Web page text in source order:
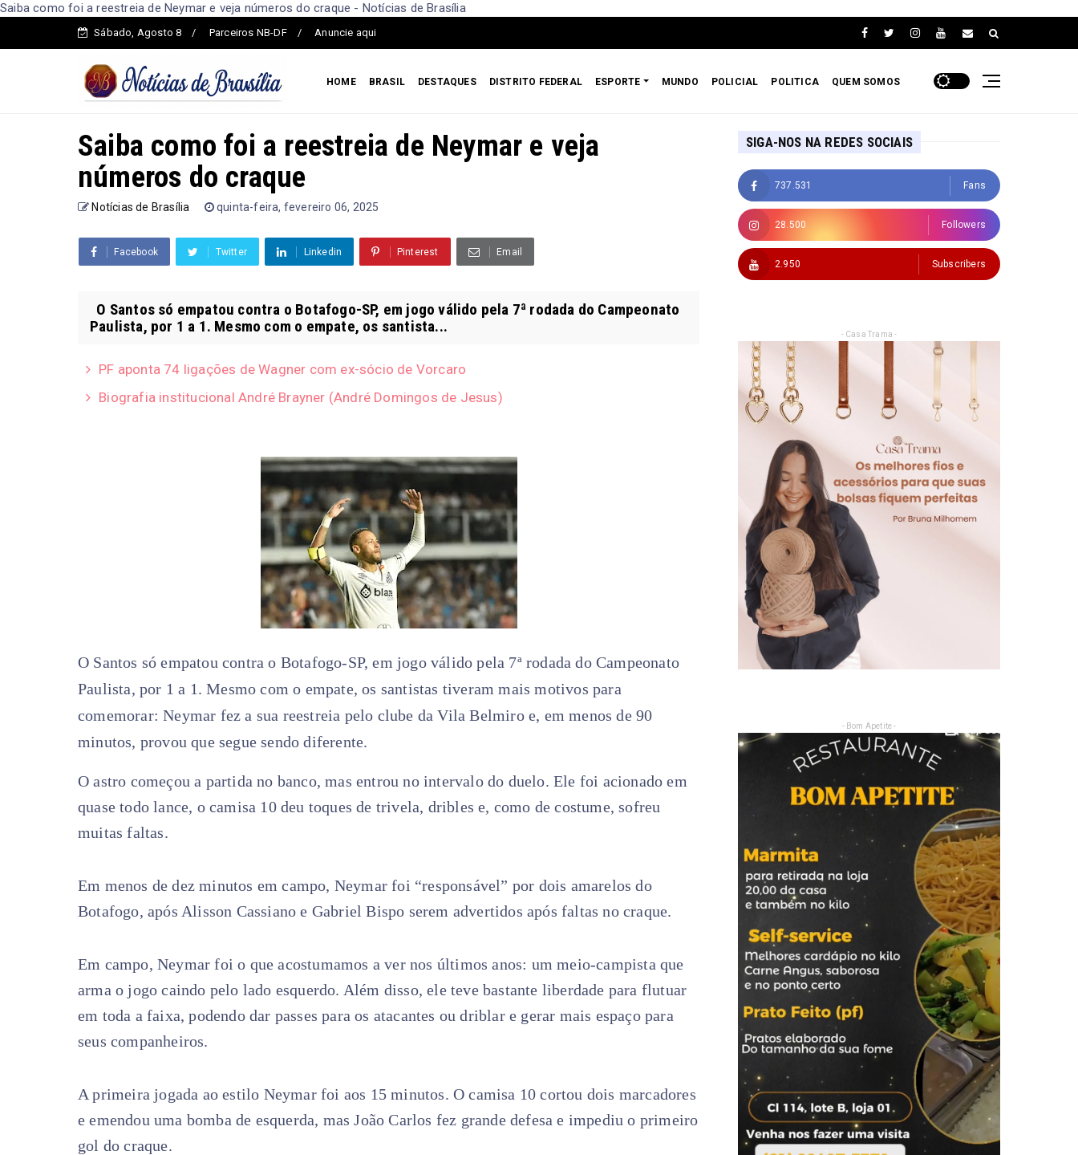
Saiba como foi a reestreia de Neymar e veja números do craque - Notícias de Brasília
Sábado, Agosto 8 Parceiros NB-DF Anuncie aqui
HOME BRASIL DESTAQUES DISTRITO FEDERAL ESPORTE MUNDO POLICIAL POLITICA QUEM SOMOS
Saiba como foi a reestreia de Neymar e veja
números do craque
Notícias de Brasília quinta-feira, fevereiro 06, 2025
Facebook Twitter Linkedin Pinterest Email
O Santos só empatou contra o Botafogo-SP, em jogo válido pela 7ª rodada do Campeonato
Paulista, por 1 a 1. Mesmo com o empate, os santista...
PF aponta 74 ligações de Wagner com ex-sócio de Vorcaro
Biografia institucional André Brayner (André Domingos de Jesus)
O Santos só empatou contra o Botafogo-SP, em jogo válido pela 7ª rodada do Campeonato
Paulista, por 1 a 1. Mesmo com o empate, os santistas tiveram mais motivos para
comemorar: Neymar fez a sua reestreia pelo clube da Vila Belmiro e, em menos de 90
minutos, provou que segue sendo diferente.
O astro começou a partida no banco, mas entrou no intervalo do duelo. Ele foi acionado em
quase todo lance, o camisa 10 deu toques de trivela, dribles e, como de costume, sofreu
muitas faltas.
Em menos de dez minutos em campo, Neymar foi “responsável” por dois amarelos do
Botafogo, após Alisson Cassiano e Gabriel Bispo serem advertidos após faltas no craque.
Em campo, Neymar foi o que acostumamos a ver nos últimos anos: um meio-campista que
arma o jogo caindo pelo lado esquerdo. Além disso, ele teve bastante liberdade para flutuar
em toda a faixa, podendo dar passes para os atacantes ou driblar e gerar mais espaço para
seus companheiros.
A primeira jogada ao estilo Neymar foi aos 15 minutos. O camisa 10 cortou dois marcadores
e emendou uma bomba de esquerda, mas João Carlos fez grande defesa e impediu o primeiro
gol do craque.
SIGA-NOS NA REDES SOCIAIS
737.531 Fans
28.500 Followers
2.950 Subscribers
- Casa Trama -
- Bom Apetite -